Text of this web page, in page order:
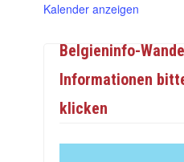
Kalender anzeigen
Belgieninfo-
Informationen
klicken